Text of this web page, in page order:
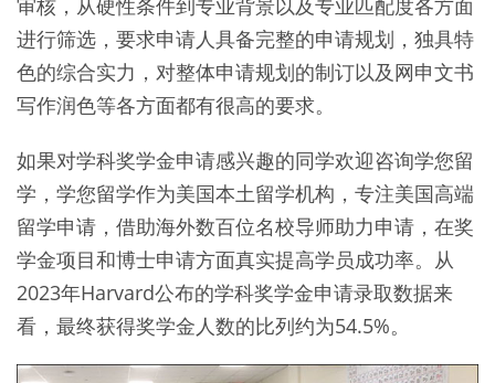
审核，从硬性条件到专业背景以及专业匹配度各方面
进行筛选，要求申请人具备完整的申请规划，独具特
色的综合实力，对整体申请规划的制订以及网申文书
写作润色等各方面都有很高的要求。
如果对学科奖学金申请感兴趣的同学欢迎咨询学您留
学，学您留学作为美国本土留学机构，专注美国高端
留学申请，借助海外数百位名校导师助力申请，在奖
学金项目和博士申请方面真实提高学员成功率。从
2023年Harvard公布的学科奖学金申请录取数据来
看，最终获得奖学金人数的比列约为54.5%。